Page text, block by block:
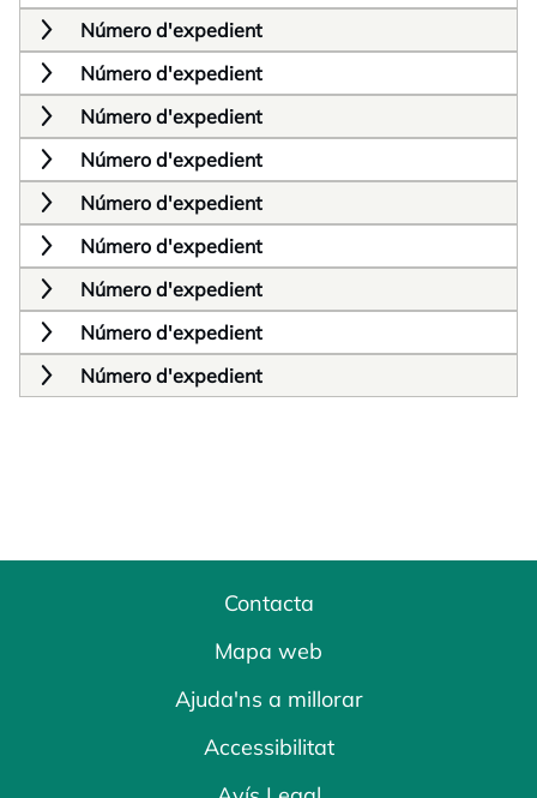
Número d'expedient
Número d'expedient
Número d'expedient
Número d'expedient
Número d'expedient
Número d'expedient
Número d'expedient
Número d'expedient
Número d'expedient
Contacta
Mapa web
Ajuda'ns a millorar
Accessibilitat